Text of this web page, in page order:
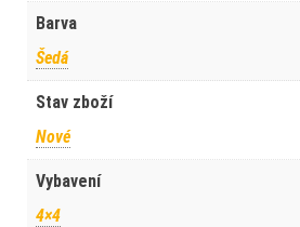
Barva
Šedá
Stav zboží
Nové
Vybavení
4×4